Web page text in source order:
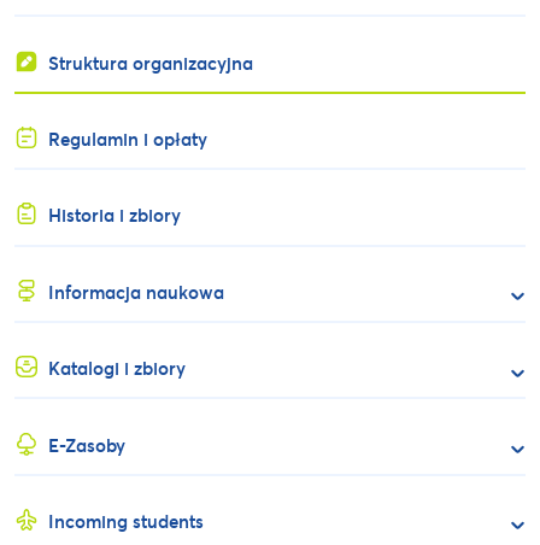
Struktura organizacyjna
Regulamin i opłaty
Historia i zbiory
Informacja naukowa
Katalogi i zbiory
E-Zasoby
Incoming students